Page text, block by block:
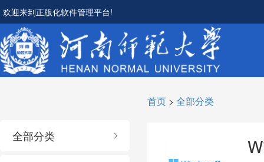
欢迎来到正版化软件管理平台!
全部分类
首页 > 全部分类